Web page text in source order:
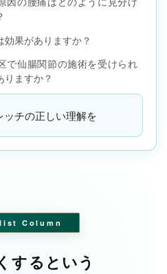
効果がありますか？
で仙腸関節の施術を受けられ
りますか？
ッチの正しい理解を
Column
するという